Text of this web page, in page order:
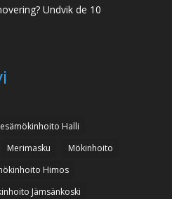
Undvik de 10
Halli
Merimasku
Mökinhoito
Himos
Jämsänkoski